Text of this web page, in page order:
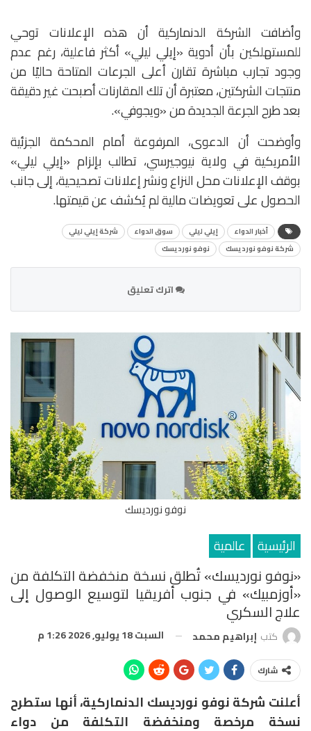
وأضافت الشركة الدنماركية أن هذه الإعلانات توحي
للمستهلكين بأن أدوية «إيلي ليلي» أكثر فاعلية، رغم عدم
وجود تجارب مباشرة تقارن أعلى الجرعات المتاحة حاليًا من
منتجات الشركتين، معتبرة أن تلك المقارنات أصبحت غير دقيقة
بعد طرح الجرعة الجديدة من «ويجوفي».
وأوضحت أن الدعوى، المرفوعة أمام المحكمة الجزئية
الأمريكية في ولاية نيوجيرسي، تطالب بإلزام «إيلي ليلي»
بوقف الإعلانات محل النزاع ونشر إعلانات تصحيحية، إلى جانب
الحصول على تعويضات مالية لم يُكشف عن قيمتها.
أخبار الدواء إيلي ليلي سوق الدواء
شركة إيلي ليلي
شركة نوفو نورديسك
نوفو نورديسك
اترك تعليق
نوفو نورديسك
الرئيسية عالمية
«نوفو نورديسك» تُطلق نسخة منخفضة التكلفة من
«أوزمبيك» في جنوب أفريقيا لتوسيع الوصول إلى
علاج السكري
كتب إبراهيم محمد السبت 18 يوليو, 2026 1:26 م
شارك
أعلنت شركة نوفو نورديسك الدنماركية، أنها ستطرح
نسخة مرخصة ومنخفضة التكلفة من دواء